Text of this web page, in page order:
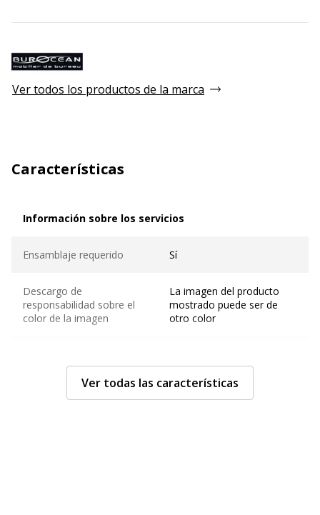
Ver todos los productos de la marca
Características
Información sobre los servicios
Ensamblaje requerido Sí
Descargo de
responsabilidad sobre el
color de la imagen
La imagen del producto
mostrado puede ser de
otro color
Características generales
Características generales
Ver todas las características